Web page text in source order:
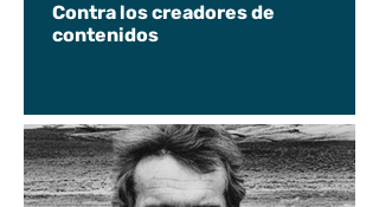
Contra los creadores de
contenidos